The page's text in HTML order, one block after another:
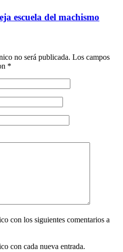
escuela del machismo
no será publicada. Los campos
*
con los siguientes comentarios a
con cada nueva entrada.